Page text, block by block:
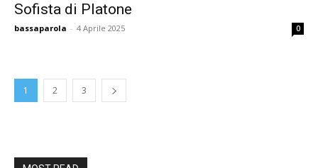
Sofista di Platone
bassaparola - 4 Aprile 2025 0
1 2 3